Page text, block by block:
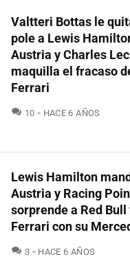
Valtteri Bottas le
pole a Lewis
Austria y Charles
maquilla el fracaso
Ferrari
10 COMENTARIOS
HACE 6 AÑOS
Lewis Hamilton
Austria y Racing
sorprende a Red Bull
Ferrari con su
3 COMENTARIOS
HACE 6 AÑOS